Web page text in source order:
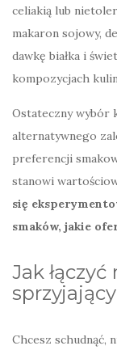
celiakią lub
makaron sojowy,
dawkę białka i
kompozycjach
Ostateczny wybór
alternatywnego
preferencji
stanowi
się
smaków, jakie
Jak
Chcesz schudnąć,